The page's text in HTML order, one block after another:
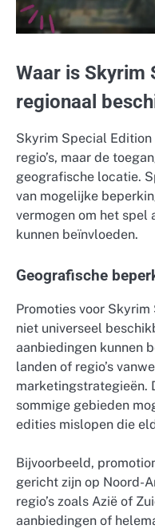
Waar is Skyrim
regionaal
Skyrim Special
regio’s, maar de
geografische locatie.
van mogelijke
vermogen om het spel
kunnen beïnvloeden.
Geografische
Promoties voor
niet universeel
aanbiedingen kunnen
landen of regio’s
marketingstrategieën.
sommige gebieden
edities mislopen die
Bijvoorbeeld,
gericht zijn op Noord-
regio’s zoals Azië of
aanbiedingen of